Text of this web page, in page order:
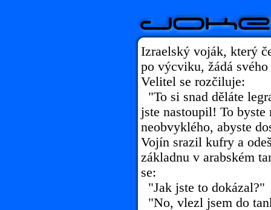
Izraelský voják, který
po výcviku, žádá
Velitel se rozčiluje:
"To si snad děláte
jste nastoupil! To byste
neobvyklého, abyste
Vojín srazil kufry a
základnu v arabském
se:
"Jak jste to dokázal?"
"No, vlezl jsem do